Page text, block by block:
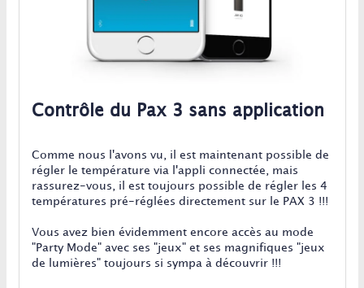
Contrôle du Pax 3 sans application
Comme nous l'avons vu, il est maintenant possible de
régler le température via l'appli connectée, mais
rassurez-vous, il est toujours possible de régler les 4
températures pré-réglées directement sur le PAX 3 !!!
Vous avez bien évidemment encore accès au mode
"Party Mode" avec ses "jeux" et ses magnifiques "jeux
de lumières" toujours si sympa à découvrir !!!